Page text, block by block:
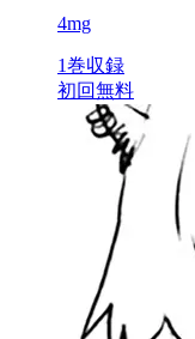
4mg
1巻収録
初回無料